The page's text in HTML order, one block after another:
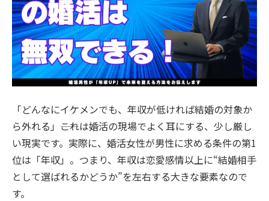
「どんなにイケメンでも、年収が低ければ結婚の対象か
ら外れる」――これは婚活の現場でよく耳にする、少し厳し
い現実です。実際に、婚活女性が男性に求める条件の第1
位は「年収」。つまり、年収は恋愛感情以上に“結婚相手
として選ばれるかどうか”を左右する大きな要素なので
す。